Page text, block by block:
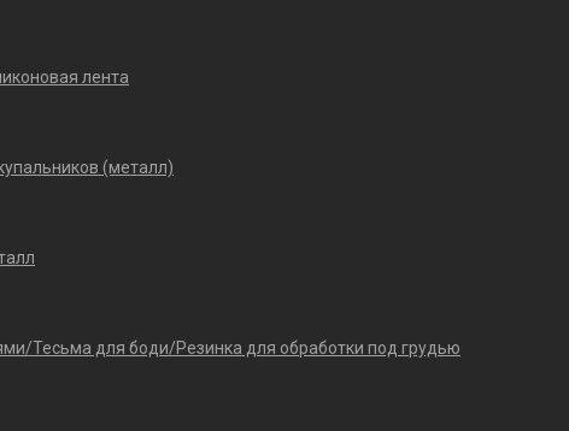
лента
(металл)
Тесьма для боди/Резинка для обработки под грудью